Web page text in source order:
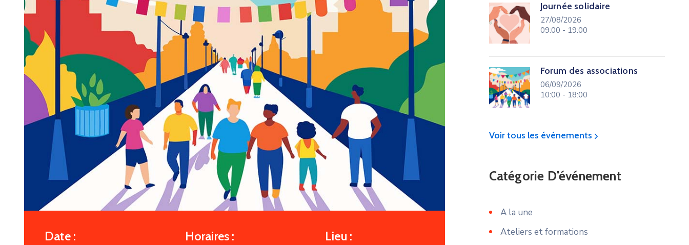
Date : Horaires : Lieu :
Journée solidaire
27/08/2026
09:00 - 19:00
Forum des associations
06/09/2026
10:00 - 18:00
Voir tous les événements
Catégorie D’événement
A la une
Ateliers et formations